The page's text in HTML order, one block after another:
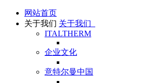
网站首页
关于我们 关于我们
ITALTHERM
企业文化
意特尔曼中国